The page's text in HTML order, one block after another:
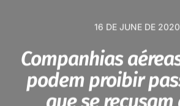
16 DE JUNE DE 2020
Companhias
podem proibir